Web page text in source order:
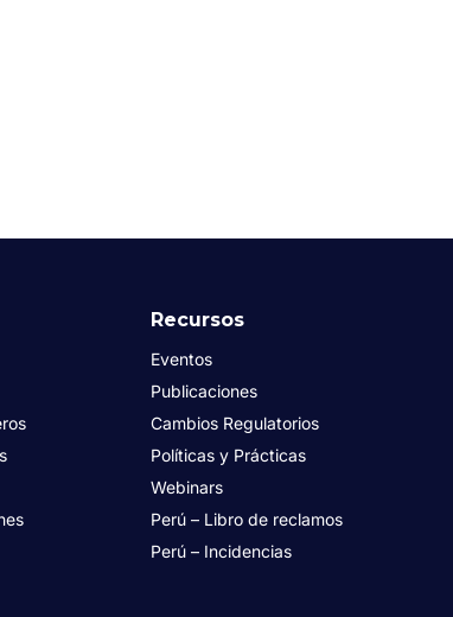
Recursos
Eventos
Publicaciones
Cambios Regulatorios
Políticas y Prácticas
Webinars
Perú – Libro de reclamos
Perú – Incidencias